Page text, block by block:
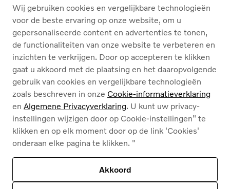
OVER ONS
Nederlands Français
Cookies
Privacybeleid
Juridische info
Deze site wordt beschermd door reCAPTCHA enhet privacybeleid van Google
Wij gebruiken cookies en vergelijkbare technologieën
voor de beste ervaring op onze website, om u
gepersonaliseerde content en advertenties te tonen,
de functionaliteiten van onze website te verbeteren en
inzichten te verkrijgen. Door op accepteren te klikken
gaat u akkoord met de plaatsing en het daaropvolgende
gebruik van cookies en vergelijkbare technologieën
zoals beschreven in onze Cookie-informatieverklaring
en Algemene Privacyverklaring. U kunt uw privacy-
instellingen wijzigen door op Cookie-instellingen" te
klikken en op elk moment door op de link 'Cookies'
onderaan elke pagina te klikken. "
Akkoord